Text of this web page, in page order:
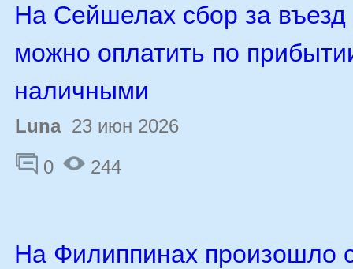
На Сейшелах сбор за въезд
можно оплатить по
наличными
Luna23 июн 2026
0
244
На Филиппинах произошло